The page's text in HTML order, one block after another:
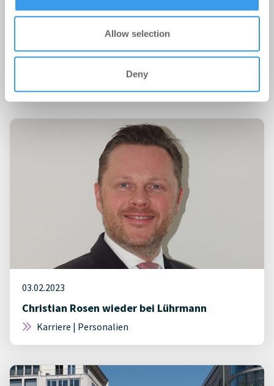
Allow selection
Deny
Paper & Tea kommt nach Bielefeld
03.02.2023
Christian Rosen wieder bei Lührmann
Karriere | Personalien